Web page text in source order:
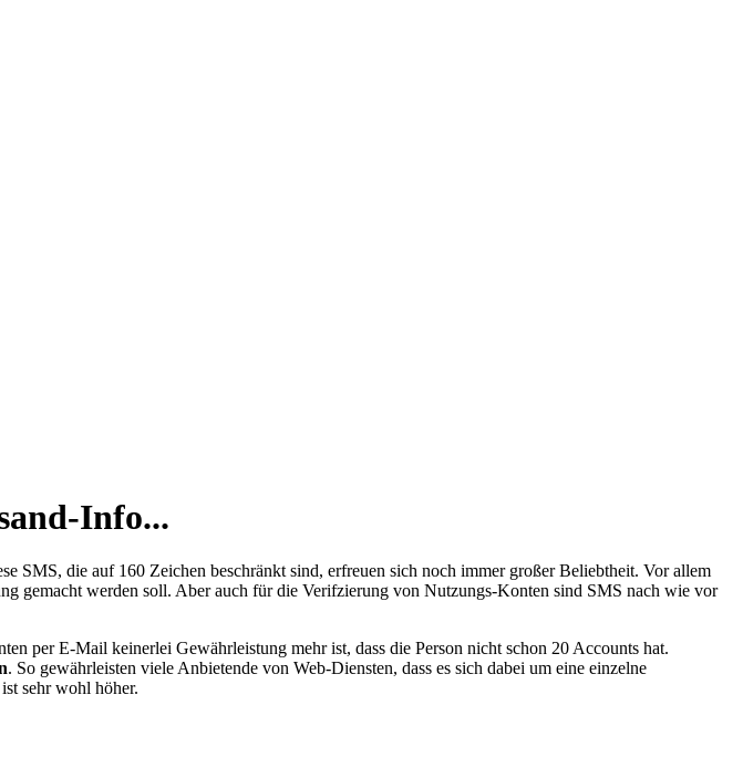
Info...
die auf 160 Zeichen beschränkt sind, erfreuen sich noch immer großer Beliebtheit. Vor allem
gemacht werden soll. Aber auch für die Verifzierung von Nutzungs-Konten sind SMS nach wie vor
per E-Mail keinerlei Gewährleistung mehr ist, dass die Person nicht schon 20 Accounts hat.
. So gewährleisten viele Anbietende von Web-Diensten, dass es sich dabei um eine einzelne
sehr wohl höher.